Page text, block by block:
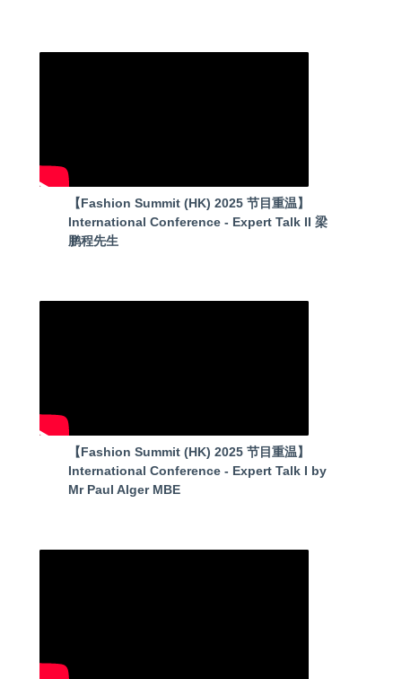
【Fashion Summit (HK) 2025 节目重温】
International Conference - Expert Talk II 梁
鹏程先生
【Fashion Summit (HK) 2025 节目重温】
International Conference - Expert Talk I by
Mr Paul Alger MBE